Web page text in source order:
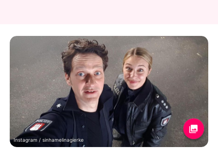
Instagram / sinhamelinagierke